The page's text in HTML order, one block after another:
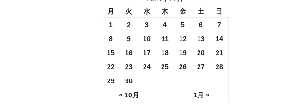
月
火 水 木 金 土 日
« 10月 1月 »
1 2 3 4 5 6
7
8
9 10 11 12 13
14
15
16 17 18 19 20
21
22
23 24 25 26 27
28
29
30